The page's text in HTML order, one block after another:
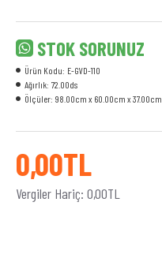
0,00TL
Vergiler Hariç: 0,00TL
STOK SORUNUZ
Ürün Kodu: E-GVD-110
Ağırlık: 72.00ds
Ölçüler: 98.00cm x 60.00cm x 37.00cm